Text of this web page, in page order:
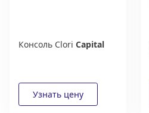
Консоль Clori Capital